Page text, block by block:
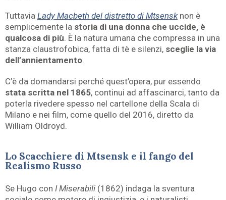
Tuttavia Lady Macbeth del distretto di Mtsensknon è
semplicemente la storia di una donna che uccide, è
qualcosa di più . È la natura umana che compressa in una
stanza claustrofobica, fatta di tè e silenzi, sceglie la via
dell’annientamento
C’è da domandarsi perché quest’opera, pur essendo
stata scritta nel 1865, continui ad affascinarci, tanto da
poterla rivedere spesso nel cartellone della Scala di
Milano e nei film, come quello del 2016, diretto da
William Oldroyd.
Lo Scacchiere di Mtsensk e il fango del
Realismo Russo
Se Hugo con I Miserabili (1862) indaga la sventura